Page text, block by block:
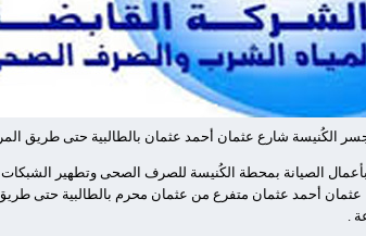
الكُنيسة شارع عثمان أحمد عثمان بالطالبية حتى طريق
الصيانة بمحطة الكُنيسة للصرف الصحى وتطهير